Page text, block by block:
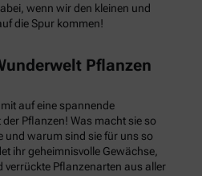
wenn wir den kleinen und
die Spur kommen!
Pflanzen
auf eine spannende
Pflanzen! Was macht sie so
und warum sind sie für uns so
ihr geheimnisvolle Gewächse,
verrückte Pflanzenarten aus aller